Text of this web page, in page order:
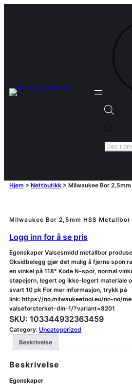
Products
Hjem > Nettbutikk> Milwaukee Bor
Milwaukee Bor 2,5mm HSS Metallbor
Logg inn for å se pris
Egenskaper Valsesmidd metallbor
Oksidbelegg gjør det mulig å fjerne spon
en vinkel på 118° Kode N-spor, normal
støpejern, legert og ikke-legert materiale
svart 10 pk For mer informasjon, trykk på
link: https://no.milwaukeetool.eu/nn-no/
valseforsterket-din-1/?variant=8201
SKU: 103344932363459
Category: Uncategorized
Beskrivelse
Beskrivelse
Egenskaper